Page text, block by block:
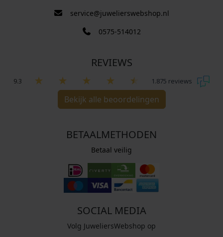
service@juwelierswebshop.nl
0575-514012
REVIEWS
9.3 1.875 reviews
Bekijk alle beoordelingen
BETAALMETHODEN
Betaal veilig
SOCIAL MEDIA
Volg JuweliersWebshop op